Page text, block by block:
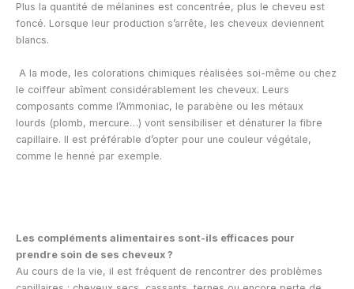
Plus la quantité de mélanines est concentrée, plus le cheveu est
foncé. Lorsque leur production s’arrête, les cheveux deviennent
blancs.
A la mode, les colorations chimiques réalisées soi-même ou chez
le coiffeur abîment considérablement les cheveux. Leurs
composants comme l’Ammoniac, le parabène ou les métaux
lourds (plomb, mercure…) vont sensibiliser et dénaturer la fibre
capillaire. Il est préférable d’opter pour une couleur végétale,
comme le henné par exemple.
Les compléments alimentaires sont-ils efficaces pour
prendre soin de ses cheveux ?
Au cours de la vie, il est fréquent de rencontrer des problèmes